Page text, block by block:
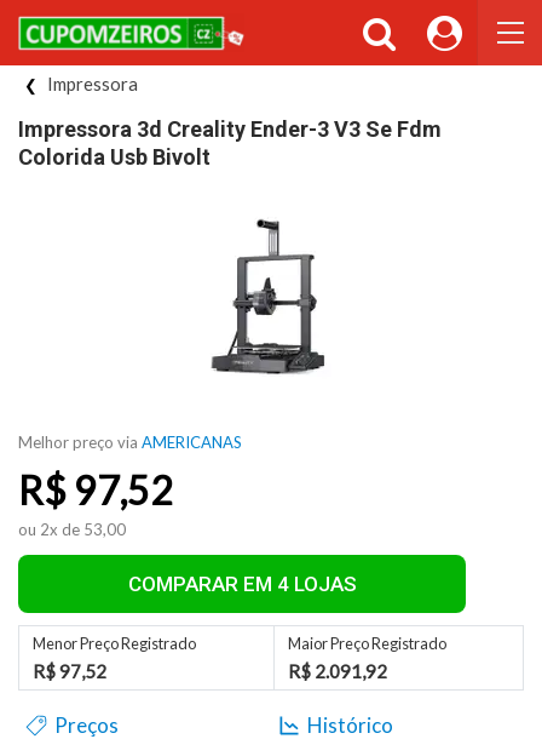
Impressora
Impressora 3d Creality Ender-3 V3 Se Fdm
Colorida Usb Bivolt
Melhor preço via AMERICANAS
R$ 97,52
ou 2x de 53,00
COMPARAR EM 4 LOJAS
Menor Preço Registrado
R$ 97,52
Maior Preço Registrado
R$ 2.091,92
Preços
Histórico